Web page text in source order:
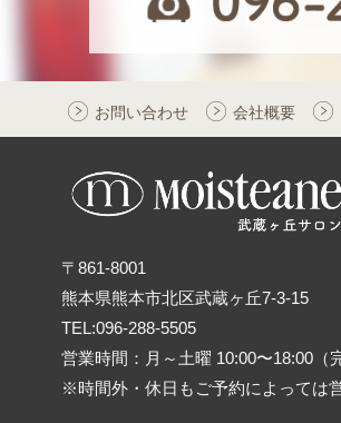
お問い合わせ 会社概要
〒861-8001
熊本県熊本市北区武蔵ヶ丘7-3-15
TEL:096-288-5505
営業時間：月～土曜 10:00〜18:00（
※時間外・休日もご予約によっては